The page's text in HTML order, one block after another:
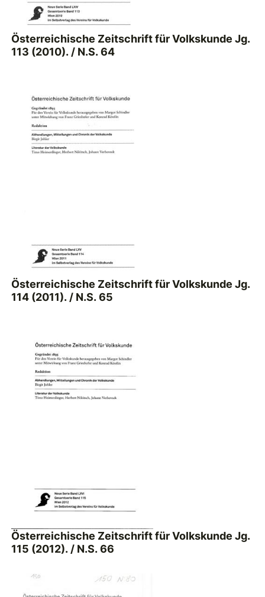
Österreichische Zeitschrift für Volkskunde Jg.
113 (2010). / N.S. 64
Österreichische Zeitschrift für Volkskunde Jg.
114 (2011). / N.S. 65
Österreichische Zeitschrift für Volkskunde Jg.
115 (2012). / N.S. 66